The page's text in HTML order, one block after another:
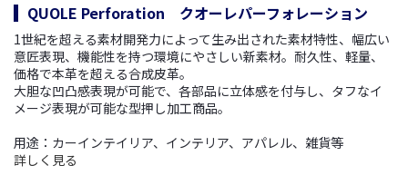
QUOLE Perforation クオーレパーフォレーション
1世紀を超える素材開発力によって生み出された素材特性、幅広い
意匠表現、機能性を持つ環境にやさしい新素材。 耐久性、軽量、
価格で本革を超える合成皮革。
大胆な凹凸感表現が可能で、各部品に立体感を付与し、タフなイ
メージ表現が可能な型押し加工商品。
用途：カーインテイリア、インテリア、アパレル、雑貨等
詳しく見る